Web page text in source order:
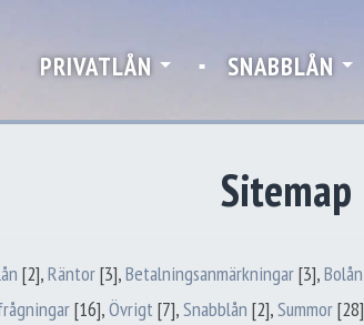
PRIVATLÅN SNABBLÅN
Sitemap
[2],Räntor[3],Betalningsanmärkningar[3],Bolån
[16],Övrigt [7],Snabblån [2],Summor[28]